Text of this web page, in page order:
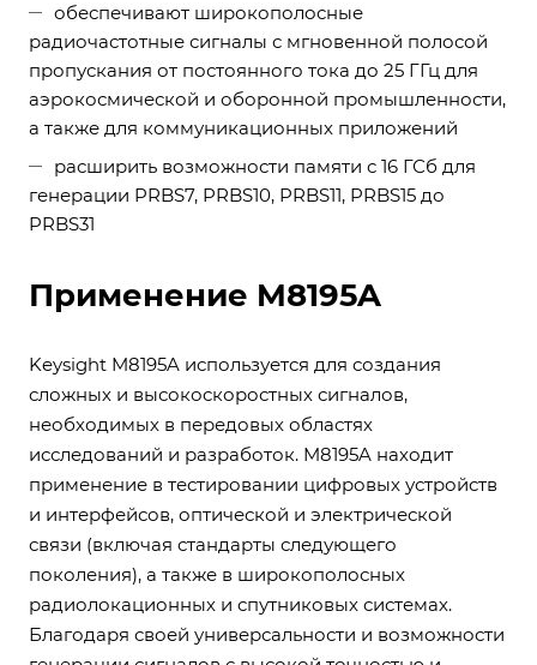
обеспечивают широкополосные
радиочастотные сигналы с мгновенной полосой
пропускания от постоянного тока до 25 ГГц для
аэрокосмической и оборонной промышленности,
а также для коммуникационных приложений
расширить возможности памяти с 16 ГСб для
генерации PRBS7, PRBS10, PRBS11, PRBS15 до
PRBS31
Применение M8195A
Keysight M8195A используется для создания
сложных и высокоскоростных сигналов,
необходимых в передовых областях
исследований и разработок. M8195A находит
применение в тестировании цифровых устройств
и интерфейсов, оптической и электрической
связи (включая стандарты следующего
поколения), а также в широкополосных
радиолокационных и спутниковых системах.
Благодаря своей универсальности и возможности